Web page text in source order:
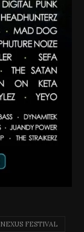
NEXUS FESTIVAL